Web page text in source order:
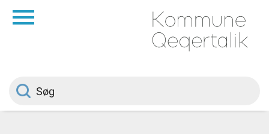
Borger